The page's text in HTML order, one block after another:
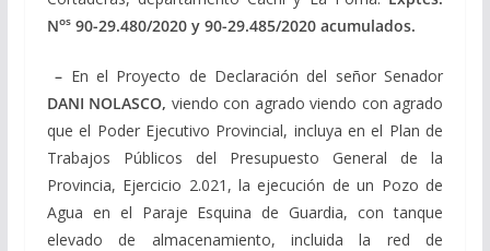
Nos 90-29.480/2020 y 90-29.485/2020 acumulados.
– En el Proyecto de Declaración del señor Senador
DANI NOLASCO, viendo con agrado viendo con agrado
que el Poder Ejecutivo Provincial, incluya en el Plan de
Trabajos Públicos del Presupuesto General de la
Provincia, Ejercicio 2.021, la ejecución de un Pozo de
Agua en el Paraje Esquina de Guardia, con tanque
elevado de almacenamiento, incluida la red de